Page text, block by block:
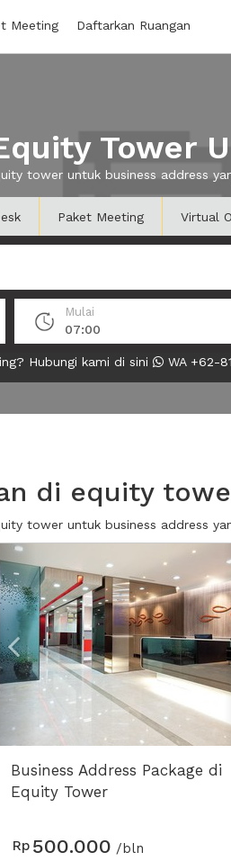
Meeting Daftarkan Ruangan
Tower
tower untuk business address
Paket Meeting Virtual
Mulai
07:00
Hubungi kami di sini WA +62-
di equity
tower untuk business address
Previous
Business Address Package di
Equity Tower
Rp 500.000 /bln